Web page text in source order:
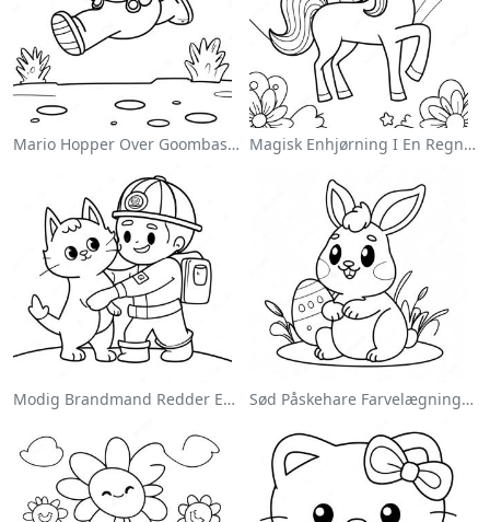
Mario Hopper Over Goombas Farvelægningsside Magisk Enhjørning I En Regnbue Farvelægningsside
Modig Brandmand Redder En Kat Farvelægningsside Sød Påskehare Farvelægningsside